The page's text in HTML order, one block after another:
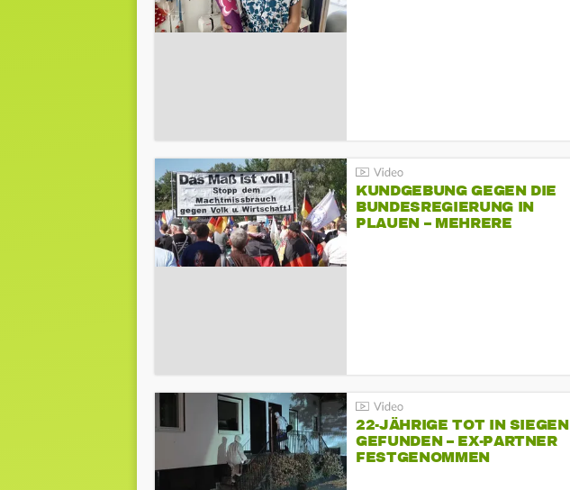
KUNDGEBUNG GEGEN DIE
BUNDESREGIERUNG IN
PLAUEN – MEHRERE
22-JÄHRIGE TOT IN SIEGEN
GEFUNDEN – EX-PARTNER
FESTGENOMMEN